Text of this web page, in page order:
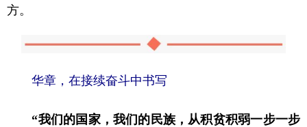
方。
华章，在接续奋斗中书写
“我们的国家，我们的民族，从积贫积弱一步一步